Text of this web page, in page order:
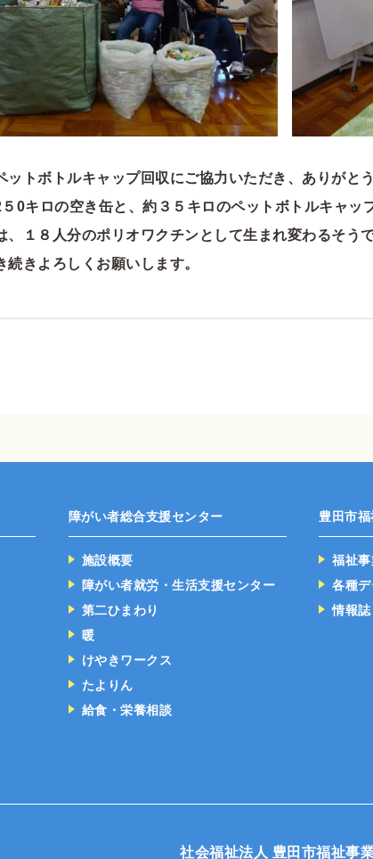
ットボトルキャップ回収にご協力いただき、ありがと
0キロの空き缶と、約３５キロのペットボトルキャッ
、１８人分のポリオワクチンとして生まれ変わるそう
続きよろしくお願いします。
障がい者総合支援センター
施設概要
障がい者就労・生活支援センター
第二ひまわり
暖
けやきワークス
たよりん
給食・栄養相談
豊田市
福祉
各種
情報誌
社会福祉法人 豊田市福祉事